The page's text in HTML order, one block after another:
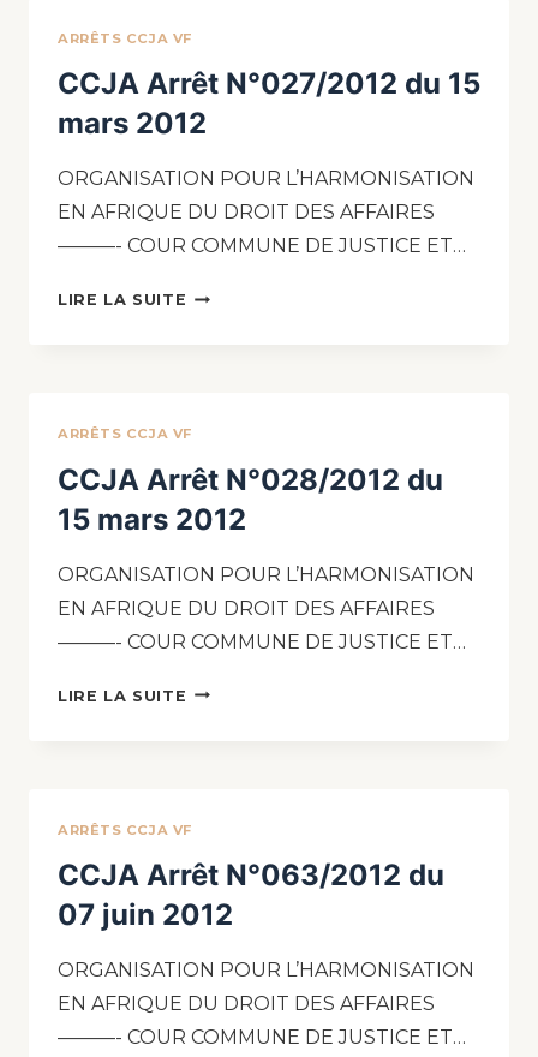
ARRÊTS CCJA VF
CCJA Arrêt N°027/2012 du 15
mars 2012
ORGANISATION POUR L’HARMONISATION
EN AFRIQUE DU DROIT DES AFFAIRES
———- COUR COMMUNE DE JUSTICE ET…
LIRE LA SUITE
ARRÊTS CCJA VF
CCJA Arrêt N°028/2012 du
15 mars 2012
ORGANISATION POUR L’HARMONISATION
EN AFRIQUE DU DROIT DES AFFAIRES
———- COUR COMMUNE DE JUSTICE ET…
LIRE LA SUITE
ARRÊTS CCJA VF
CCJA Arrêt N°063/2012 du
07 juin 2012
ORGANISATION POUR L’HARMONISATION
EN AFRIQUE DU DROIT DES AFFAIRES
———- COUR COMMUNE DE JUSTICE ET…